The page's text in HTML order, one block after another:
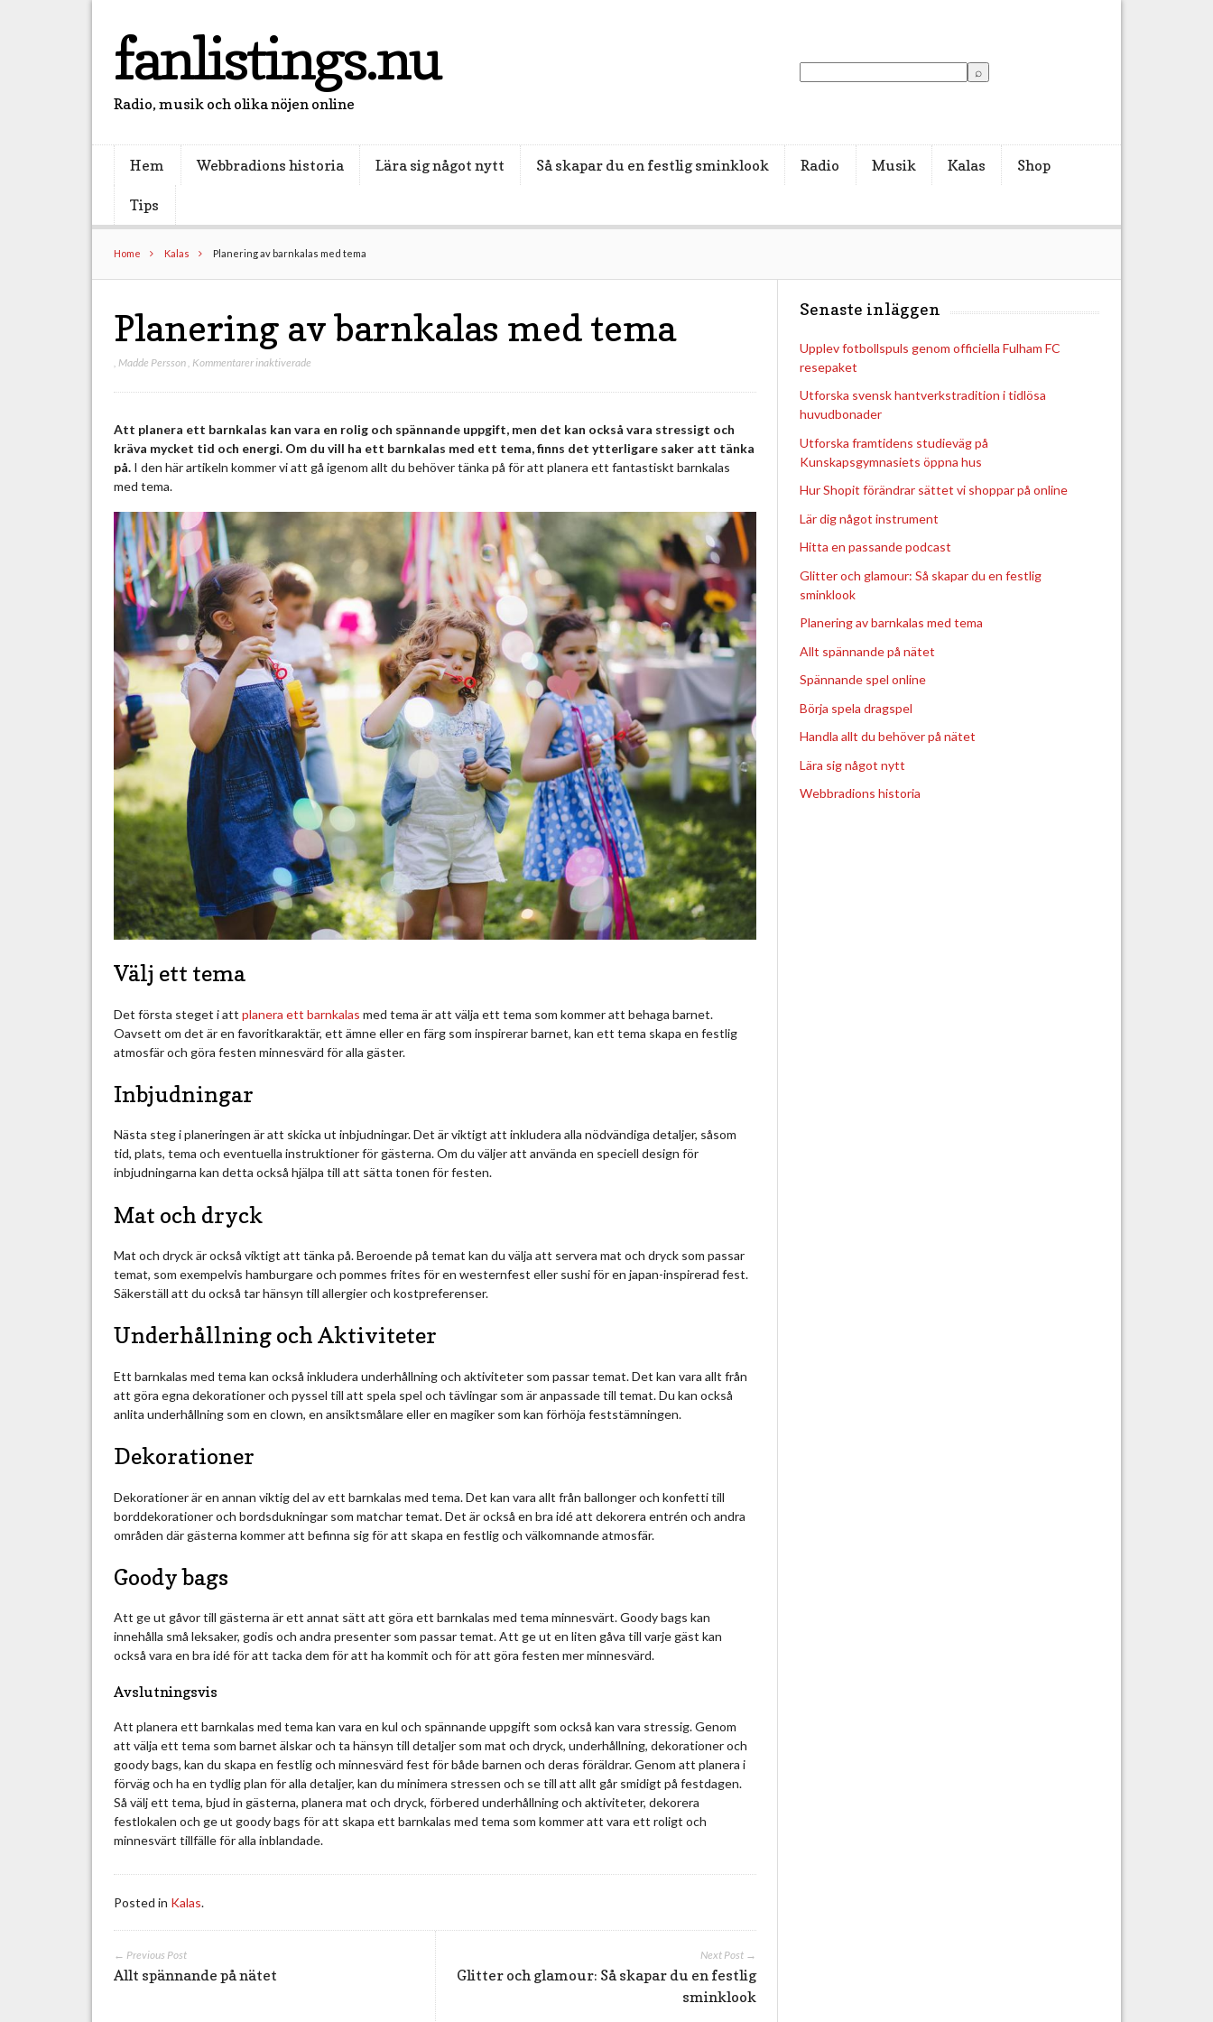
fanlistings.nu
Radio, musik och olika nöjen online
Hem Webbradions historia Lära sig något nytt Så skapar du en festlig sminklook Radio Musik Kalas Shop
Tips
Home Kalas Planering av barnkalas med tema
Planering av barnkalas med tema
,Madde Persson, Kommentarer inaktiverade
l
a
n
r
g
a
v
b
r
n
k
a
l
a
s
m
d
t
e
m
a
Att planera ett barnkalas kan vara en rolig och spännande uppgift, men det kan också vara stressigt och
kräva mycket tid och energi. Om du vill ha ett barnkalas med ett tema, finns det ytterligare saker att tänka
på. I den här artikeln kommer vi att gå igenom allt du behöver tänka på för att planera ett fantastiskt barnkalas
med tema.
Välj ett tema
Det första steget i attplanera ett barnkalas med tema är att välja ett tema som kommer att behaga barnet.
Oavsett om det är en favoritkaraktär, ett ämne eller en färg som inspirerar barnet, kan ett tema skapa en festlig
atmosfär och göra festen minnesvärd för alla gäster.
Inbjudningar
Nästa steg i planeringen är att skicka ut inbjudningar. Det är viktigt att inkludera alla nödvändiga detaljer, såsom
tid, plats, tema och eventuella instruktioner för gästerna. Om du väljer att använda en speciell design för
inbjudningarna kan detta också hjälpa till att sätta tonen för festen.
Mat och dryck
Mat och dryck är också viktigt att tänka på. Beroende på temat kan du välja att servera mat och dryck som passar
temat, som exempelvis hamburgare och pommes frites för en westernfest eller sushi för en japan-inspirerad fest.
Säkerställ att du också tar hänsyn till allergier och kostpreferenser.
Underhållning och Aktiviteter
Ett barnkalas med tema kan också inkludera underhållning och aktiviteter som passar temat. Det kan vara allt från
att göra egna dekorationer och pyssel till att spela spel och tävlingar som är anpassade till temat. Du kan också
anlita underhållning som en clown, en ansiktsmålare eller en magiker som kan förhöja feststämningen.
Dekorationer
Dekorationer är en annan viktig del av ett barnkalas med tema. Det kan vara allt från ballonger och konfetti till
borddekorationer och bordsdukningar som matchar temat. Det är också en bra idé att dekorera entrén och andra
områden där gästerna kommer att befinna sig för att skapa en festlig och välkomnande atmosfär.
Goody bags
Att ge ut gåvor till gästerna är ett annat sätt att göra ett barnkalas med tema minnesvärt. Goody bags kan
innehålla små leksaker, godis och andra presenter som passar temat. Att ge ut en liten gåva till varje gäst kan
också vara en bra idé för att tacka dem för att ha kommit och för att göra festen mer minnesvärd.
Avslutningsvis
Att planera ett barnkalas med tema kan vara en kul och spännande uppgift som också kan vara stressig. Genom
att välja ett tema som barnet älskar och ta hänsyn till detaljer som mat och dryck, underhållning, dekorationer och
goody bags, kan du skapa en festlig och minnesvärd fest för både barnen och deras föräldrar. Genom att planera i
förväg och ha en tydlig plan för alla detaljer, kan du minimera stressen och se till att allt går smidigt på festdagen.
Så välj ett tema, bjud in gästerna, planera mat och dryck, förbered underhållning och aktiviteter, dekorera
festlokalen och ge ut goody bags för att skapa ett barnkalas med tema som kommer att vara ett roligt och
minnesvärt tillfälle för alla inblandade.
Posted in Kalas.
Next Post →
Glitter och glamour: Så skapar du en festlig
sminklook
← Previous Post
Allt spännande på nätet
Senaste inläggen
Upplev fotbollspuls genom officiella Fulham FC
resepaket
Utforska svensk hantverkstradition i tidlösa
huvudbonader
Utforska framtidens studieväg på
Kunskapsgymnasiets öppna hus
Hur Shopit förändrar sättet vi shoppar på online
Lär dig något instrument
Hitta en passande podcast
Glitter och glamour: Så skapar du en festlig
sminklook
Planering av barnkalas med tema
Allt spännande på nätet
Spännande spel online
Börja spela dragspel
Handla allt du behöver på nätet
Lära sig något nytt
Webbradions historia